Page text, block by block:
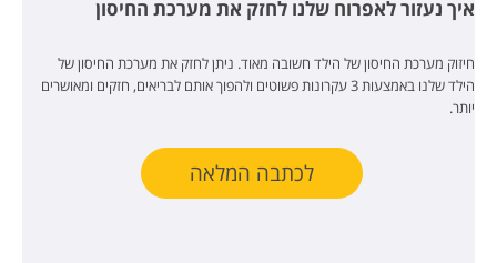
איך נעזור לאפרוח שלנו לחזק את מערכת החיסון
חיזוק מערכת החיסון של הילד חשובה מאוד. ניתן לחזק את מערכת החיסון של
הילד שלנו באמצעות 3 עקרונות פשוטים ולהפוך אותם לבריאים, חזקים ומאושרים
יותר.
לכתבה המלאה